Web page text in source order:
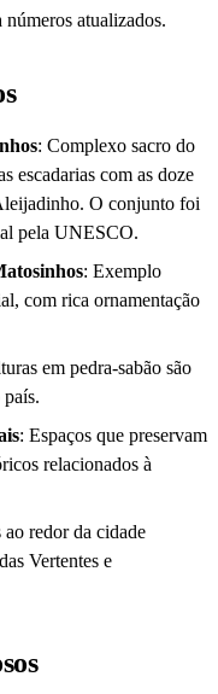
atualizados.
: Complexo sacro do
escadarias com as doze
O conjunto foi
pela UNESCO.
: Exemplo
com rica ornamentação
em pedra-sabão são
: Espaços que preservam
relacionados à
ao redor da cidade
Vertentes e